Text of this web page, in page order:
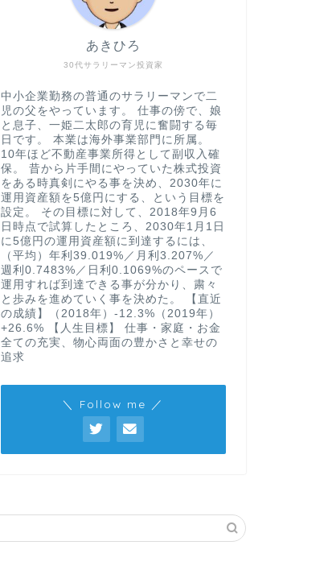
30代サラリーマン投資家
あきひろ
中小企業勤務の普通のサラリーマンで二
児の父をやっています。 仕事の傍で、娘
と息子、一姫二太郎の育児に奮闘する毎
日です。 本業は海外事業部門に所属。
10年ほど不動産事業所得として副収入確
保。 昔から片手間にやっていた株式投資
をある時真剣にやる事を決め、2030年に
運用資産額を5億円にする、という目標を
設定。 その目標に対して、2018年9月6
日時点で試算したところ、2030年1月1日
に5億円の運用資産額に到達するには、
（平均）年利39.019%／月利3.207%／
週利0.7483%／日利0.1069%のペースで
運用すれば到達できる事が分かり、粛々
と歩みを進めていく事を決めた。 【直近
の成績】（2018年）-12.3%（2019年）
+26.6% 【人生目標】 仕事・家庭・お金
全ての充実、物心両面の豊かさと幸せの
追求
＼ Follow me ／